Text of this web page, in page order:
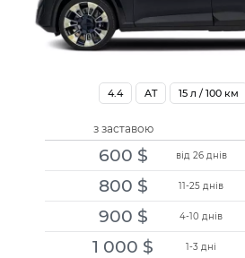
4.4 AT 15 л / 100 км
з заставою
від 26 днів
600 $
11-25 днів
800 $
4-10 днів
900 $
1-3 дні
1 000 $